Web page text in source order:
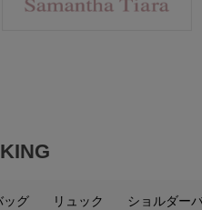
ッグ リュック ショルダー